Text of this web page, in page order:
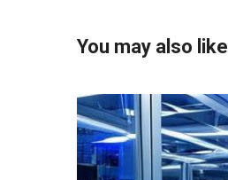
You may also like